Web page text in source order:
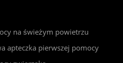
na świeżym powietrzu
apteczka pierwszej pomocy